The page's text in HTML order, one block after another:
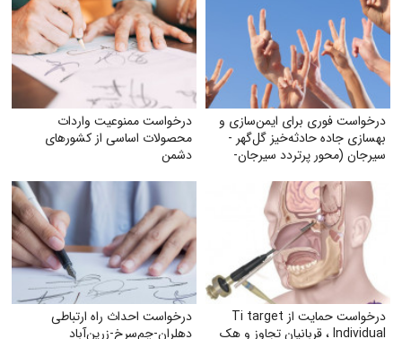
درخواست فوری برای ایمن‌سازی و
بهسازی جاده حادثه‌خیز گل‌گهر -
سیرجان (محور پرتردد سیرجان-
درخواست ممنوعیت واردات
محصولات اساسی از کشورهای
دشمن
درخواست حمایت از Ti target
Individual ، قربانیان تجاوز و هک
درخواست احداث راه ارتباطی
دهلران-چم‌سرخ-زرین‌آباد